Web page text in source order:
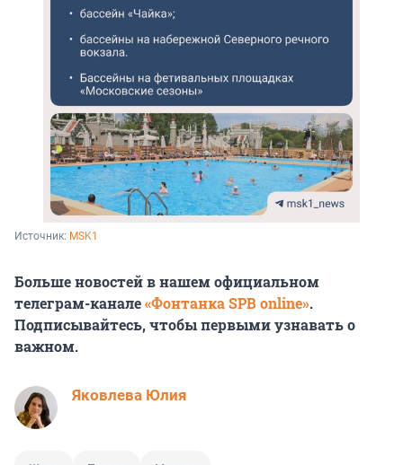
Источник: MSK1
Больше новостей в нашем официальном
телеграм-канале«Фонтанка SPB online».
Подписывайтесь, чтобы первыми узнавать о
важном.
Яковлева Юлия